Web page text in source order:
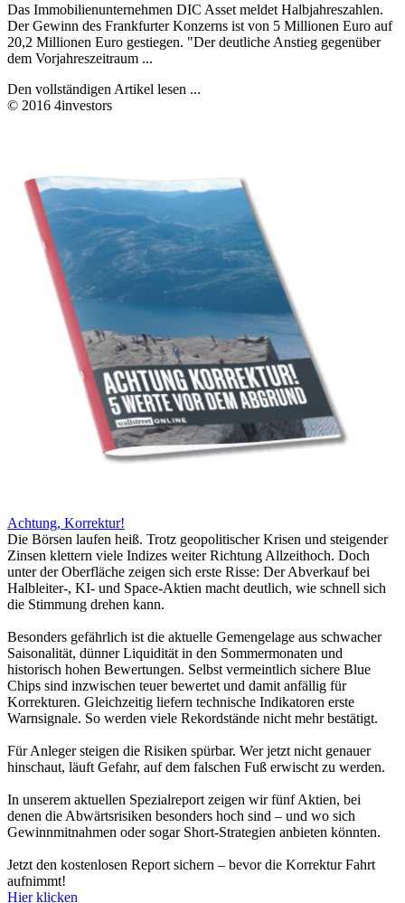
Das Immobilienunternehmen DIC Asset meldet Halbjahreszahlen.
Der Gewinn des Frankfurter Konzerns ist von 5 Millionen Euro auf
20,2 Millionen Euro gestiegen. "Der deutliche Anstieg gegenüber
dem Vorjahreszeitraum ...
Den vollständigen Artikel lesen ...
© 2016 4investors
Achtung, Korrektur!
Die Börsen laufen heiß. Trotz geopolitischer Krisen und steigender
Zinsen klettern viele Indizes weiter Richtung Allzeithoch. Doch
unter der Oberfläche zeigen sich erste Risse: Der Abverkauf bei
Halbleiter-, KI- und Space-Aktien macht deutlich, wie schnell sich
die Stimmung drehen kann.
Besonders gefährlich ist die aktuelle Gemengelage aus schwacher
Saisonalität, dünner Liquidität in den Sommermonaten und
historisch hohen Bewertungen. Selbst vermeintlich sichere Blue
Chips sind inzwischen teuer bewertet und damit anfällig für
Korrekturen. Gleichzeitig liefern technische Indikatoren erste
Warnsignale. So werden viele Rekordstände nicht mehr bestätigt.
Für Anleger steigen die Risiken spürbar. Wer jetzt nicht genauer
hinschaut, läuft Gefahr, auf dem falschen Fuß erwischt zu werden.
In unserem aktuellen Spezialreport zeigen wir fünf Aktien, bei
denen die Abwärtsrisiken besonders hoch sind – und wo sich
Gewinnmitnahmen oder sogar Short-Strategien anbieten könnten.
Jetzt den kostenlosen Report sichern – bevor die Korrektur Fahrt
aufnimmt!
Hier klicken